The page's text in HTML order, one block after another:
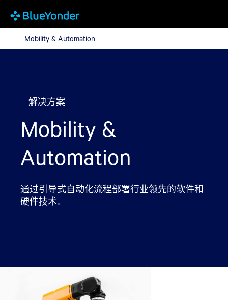
Mobility & Automation
Mobility & Automation
解决方案
Mobility &
Automation
通过引导式自动化流程部署行业领先的软件和
硬件技术。